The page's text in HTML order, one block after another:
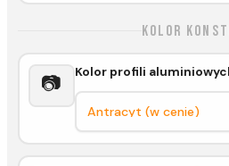
Kolor
📷 Kolor profili